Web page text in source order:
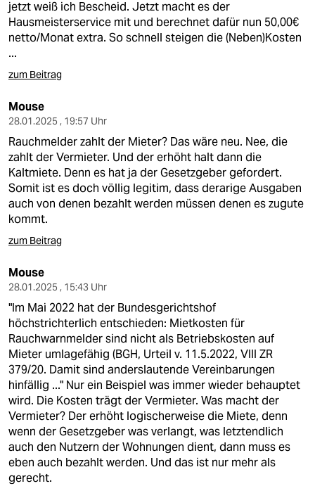
jetzt weiß ich Bescheid. Jetzt macht es der
Hausmeisterservice mit und berechnet dafür nun 50,00€
netto/Monat extra. So schnell steigen die (Neben)Kosten
...
zum Beitrag
Mouse
28.01.2025 , 19:57 Uhr
Rauchmelder zahlt der Mieter? Das wäre neu. Nee, die
zahlt der Vermieter. Und der erhöht halt dann die
Kaltmiete. Denn es hat ja der Gesetzgeber gefordert.
Somit ist es doch völlig legitim, dass derarige Ausgaben
auch von denen bezahlt werden müssen denen es zugute
kommt.
zum Beitrag
Mouse
28.01.2025 , 15:43 Uhr
"Im Mai 2022 hat der Bundesgerichtshof
höchstrichterlich entschieden: Mietkosten für
Rauchwarnmelder sind nicht als Betriebskosten auf
Mieter umlagefähig (BGH, Urteil v. 11.5.2022, VIII ZR
379/20. Damit sind anderslautende Vereinbarungen
hinfällig ..." Nur ein Beispiel was immer wieder behauptet
wird. Die Kosten trägt der Vermieter. Was macht der
Vermieter? Der erhöht logischerweise die Miete, denn
wenn der Gesetzgeber was verlangt, was letztendlich
auch den Nutzern der Wohnungen dient, dann muss es
eben auch bezahlt werden. Und das ist nur mehr als
gerecht.